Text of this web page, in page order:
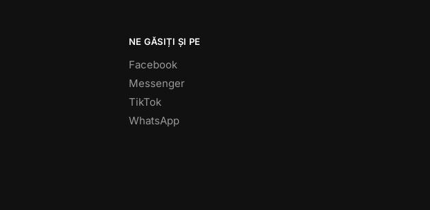
NE GĂSIȚI ȘI PE
Facebook
Messenger
TikTok
WhatsApp